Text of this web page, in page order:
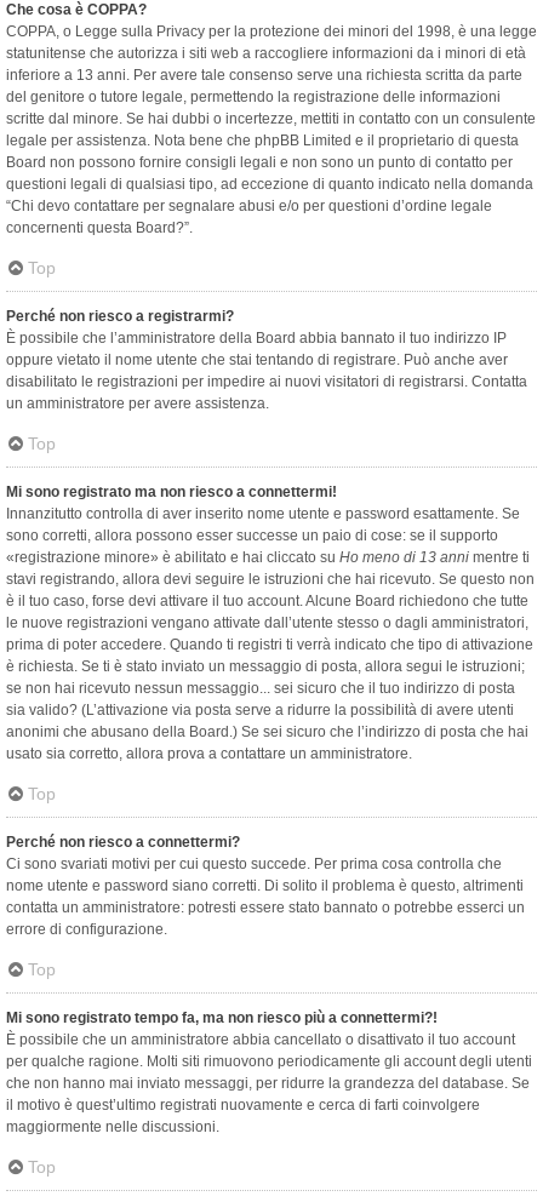
Che cosa è COPPA?
COPPA, o Legge sulla Privacy per la protezione dei minori del 1998, è una legge
statunitense che autorizza i siti web a raccogliere informazioni da i minori di età
inferiore a 13 anni. Per avere tale consenso serve una richiesta scritta da parte
del genitore o tutore legale, permettendo la registrazione delle informazioni
scritte dal minore. Se hai dubbi o incertezze, mettiti in contatto con un consulente
legale per assistenza. Nota bene che phpBB Limited e il proprietario di questa
Board non possono fornire consigli legali e non sono un punto di contatto per
questioni legali di qualsiasi tipo, ad eccezione di quanto indicato nella domanda
“Chi devo contattare per segnalare abusi e/o per questioni d’ordine legale
concernenti questa Board?”.
Top
Perché non riesco a registrarmi?
È possibile che l’amministratore della Board abbia bannato il tuo indirizzo IP
oppure vietato il nome utente che stai tentando di registrare. Può anche aver
disabilitato le registrazioni per impedire ai nuovi visitatori di registrarsi. Contatta
un amministratore per avere assistenza.
Top
Mi sono registrato ma non riesco a connettermi!
Innanzitutto controlla di aver inserito nome utente e password esattamente. Se
sono corretti, allora possono esser successe un paio di cose: se il supporto
«registrazione minore» è abilitato e hai cliccato su Ho meno di 13 anni mentre ti
stavi registrando, allora devi seguire le istruzioni che hai ricevuto. Se questo non
è il tuo caso, forse devi attivare il tuo account. Alcune Board richiedono che tutte
le nuove registrazioni vengano attivate dall’utente stesso o dagli amministratori,
prima di poter accedere. Quando ti registri ti verrà indicato che tipo di attivazione
è richiesta. Se ti è stato inviato un messaggio di posta, allora segui le istruzioni;
se non hai ricevuto nessun messaggio... sei sicuro che il tuo indirizzo di posta
sia valido? (L’attivazione via posta serve a ridurre la possibilità di avere utenti
anonimi che abusano della Board.) Se sei sicuro che l’indirizzo di posta che hai
usato sia corretto, allora prova a contattare un amministratore.
Top
Perché non riesco a connettermi?
Ci sono svariati motivi per cui questo succede. Per prima cosa controlla che
nome utente e password siano corretti. Di solito il problema è questo, altrimenti
contatta un amministratore: potresti essere stato bannato o potrebbe esserci un
errore di configurazione.
Top
Mi sono registrato tempo fa, ma non riesco più a connettermi?!
È possibile che un amministratore abbia cancellato o disattivato il tuo account
per qualche ragione. Molti siti rimuovono periodicamente gli account degli utenti
che non hanno mai inviato messaggi, per ridurre la grandezza del database. Se
il motivo è quest’ultimo registrati nuovamente e cerca di farti coinvolgere
maggiormente nelle discussioni.
Top